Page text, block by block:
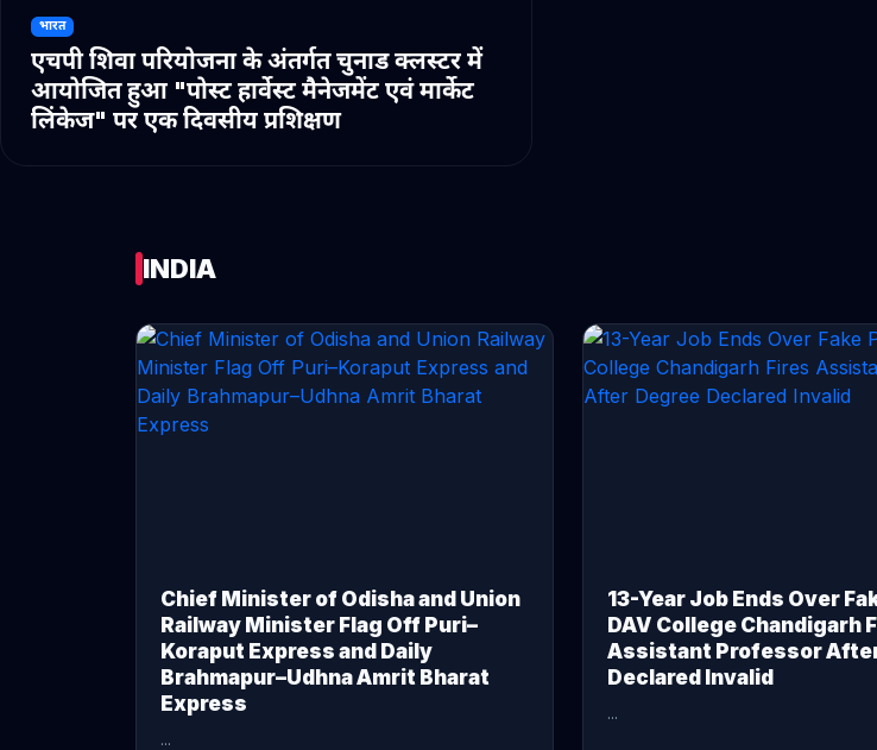
भारत
एचपी शिवा परियोजना के अंतर्गत चुनाड क्लस्टर में
आयोजित हुआ "पोस्ट हार्वेस्ट मैनेजमेंट एवं मार्केट
लिंकेज" पर एक दिवसीय प्रशिक्षण
INDIA
Chief Minister of Odisha and Union
Railway Minister Flag Off Puri–
Koraput Express and Daily
Brahmapur–Udhna Amrit Bharat
Express
...
13-Year Job Ends Over
DAV College Chandigarh
Assistant Professor
Declared Invalid
...